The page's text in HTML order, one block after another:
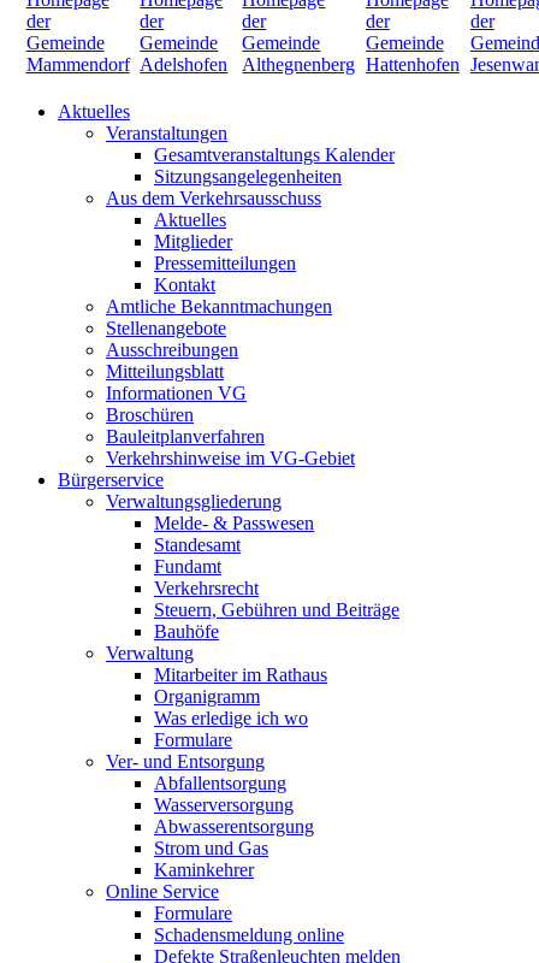
Aktuelles
Veranstaltungen
Gesamtveranstaltungs Kalender
Sitzungsangelegenheiten
Aus dem Verkehrsausschuss
Aktuelles
Mitglieder
Pressemitteilungen
Kontakt
Amtliche Bekanntmachungen
Stellenangebote
Ausschreibungen
Mitteilungsblatt
Informationen VG
Broschüren
Bauleitplanverfahren
Verkehrshinweise im VG-Gebiet
Bürgerservice
Verwaltungsgliederung
Melde- & Passwesen
Standesamt
Fundamt
Verkehrsrecht
Steuern, Gebühren und Beiträge
Bauhöfe
Verwaltung
Mitarbeiter im Rathaus
Organigramm
Was erledige ich wo
Formulare
Ver- und Entsorgung
Abfallentsorgung
Wasserversorgung
Abwasserentsorgung
Strom und Gas
Kaminkehrer
Online Service
Formulare
Schadensmeldung online
Defekte Straßenleuchten melden